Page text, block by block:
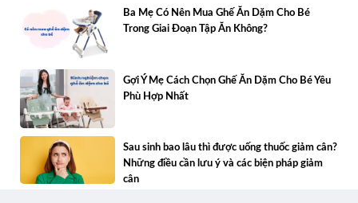
Ba Mẹ Có Nên Mua Ghế Ăn Dặm Cho Bé
Trong Giai Đoạn Tập Ăn Không?
Gợi Ý Mẹ Cách Chọn Ghế Ăn Dặm Cho Bé Yêu
Phù Hợp Nhất
Sau sinh bao lâu thì được uống thuốc giảm cân?
Những điều cần lưu ý và các biện pháp giảm
cân